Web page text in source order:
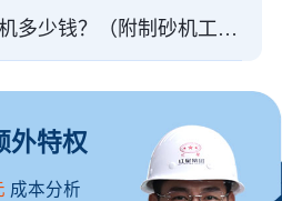
鹅卵石制沙机多少钱？（附制砂机工作视频）
外特权
成本分析